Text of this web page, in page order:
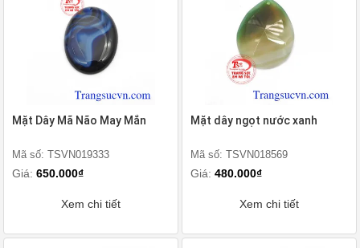
Mặt Dây Mã Não May Mắn
Mã số: TSVN019333
Giá: 650.000₫
Xem chi tiết
Mặt dây ngọt nước xanh
Mã số: TSVN018569
Giá: 480.000₫
Xem chi tiết